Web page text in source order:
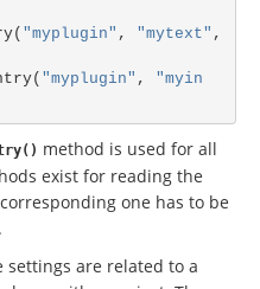
( "myplugin" , "mytext" ,
( "myplugin" ,
"myin
method is used for all
exist for reading the
one has to be
are related to a